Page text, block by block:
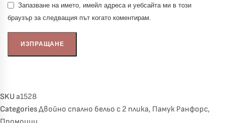
Запазване на името, имейл адреса и уебсайта ми в този
браузър за следващия път когато коментирам.
SKUa1528
CategoriesДвойно спално бельо с 2 плика, Памук Ранфорс,